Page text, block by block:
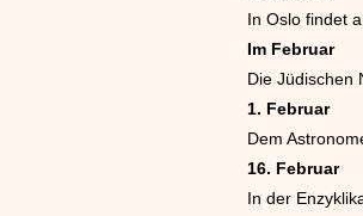
In Oslo findet
Im Februar
Die Jüdischen
1. Februar
Dem
16. Februar
In der